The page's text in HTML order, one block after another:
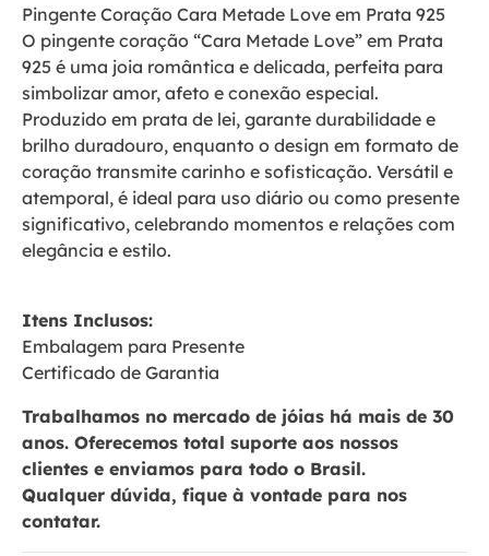
Pingente Coração Cara Metade Love em Prata 925
O pingente coração “Cara Metade Love” em Prata
925 é uma joia romântica e delicada, perfeita para
simbolizar amor, afeto e conexão especial.
Produzido em prata de lei, garante durabilidade e
brilho duradouro, enquanto o design em formato de
coração transmite carinho e sofisticação. Versátil e
atemporal, é ideal para uso diário ou como presente
significativo, celebrando momentos e relações com
elegância e estilo.
Itens Inclusos:
Embalagem para Presente
Certificado de Garantia
Trabalhamos no mercado de jóias há mais de 30
anos. Oferecemos total suporte aos nossos
clientes e enviamos para todo o Brasil.
Qualquer dúvida, fique à vontade para nos
contatar.